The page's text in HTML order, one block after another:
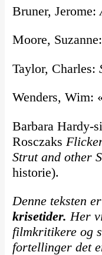
Bruner, Jerome:
Moore,
Taylor, Charles:
Wenders, Wim:
Barbara Hardy-
Rosczaks
Strut and other
historie).
Denne teksten
krisetider.Her
filmkritikere og
fortellinger det